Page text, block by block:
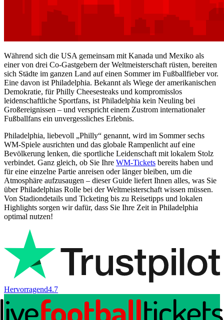
Während sich die USA gemeinsam mit Kanada und Mexiko als
einer von drei Co-Gastgebern der Weltmeisterschaft rüsten, bereiten
sich Städte im ganzen Land auf einen Sommer im Fußballfieber vor.
Eine davon ist Philadelphia. Bekannt als Wiege der amerikanischen
Demokratie, für Philly Cheesesteaks und kompromisslos
leidenschaftliche Sportfans, ist Philadelphia kein Neuling bei
Großereignissen – und verspricht einem Zustrom internationaler
Fußballfans ein unvergessliches Erlebnis.
Philadelphia, liebevoll „Philly“ genannt, wird im Sommer sechs
WM-Spiele ausrichten und das globale Rampenlicht auf eine
Bevölkerung lenken, die sportliche Leidenschaft mit lokalem Stolz
verbindet. Ganz gleich, ob Sie Ihre WM-Tickets bereits haben und
für eine einzelne Partie anreisen oder länger bleiben, um die
Atmosphäre aufzusaugen – dieser Guide liefert Ihnen alles, was Sie
über Philadelphias Rolle bei der Weltmeisterschaft wissen müssen.
Von Stadiondetails und Ticketing bis zu Reisetipps und lokalen
Highlights sorgen wir dafür, dass Sie Ihre Zeit in Philadelphia
optimal nutzen!
Hervorragend4.7